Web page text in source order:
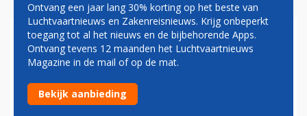
THAILAND VOERT
VACCINATIEPLICHT IN VOOR
ALLE VLIEGREIZIGERS
Ontvang een jaar lang 30% korting op het beste van
Luchtvaartnieuws en Zakenreisnieuws. Krijg onbeperkt
toegang tot al het nieuws en de bijbehorende Apps.
Ontvang tevens 12 maanden het Luchtvaartnieuws
Magazine in de mail of op de mat.
Bekijk aanbieding